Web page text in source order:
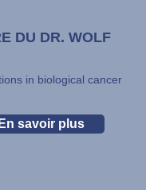
DU DR. WOLF
in biological cancer
En savoir plus